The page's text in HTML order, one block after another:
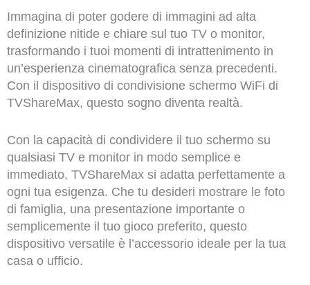
Immagina di poter godere di immagini ad alta
definizione nitide e chiare sul tuo TV o monitor,
trasformando i tuoi momenti di intrattenimento in
un’esperienza cinematografica senza precedenti.
Con il dispositivo di condivisione schermo WiFi di
TVShareMax, questo sogno diventa realtà.
Con la capacità di condividere il tuo schermo su
qualsiasi TV e monitor in modo semplice e
immediato, TVShareMax si adatta perfettamente a
ogni tua esigenza. Che tu desideri mostrare le foto
di famiglia, una presentazione importante o
semplicemente il tuo gioco preferito, questo
dispositivo versatile è l’accessorio ideale per la tua
casa o ufficio.